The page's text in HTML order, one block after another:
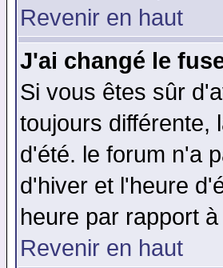
Revenir en haut
J'ai changé le
Si vous êtes sûr
toujours différente,
d'été. le forum n'a
d'hiver et l'heure
heure par rapport
Revenir en haut